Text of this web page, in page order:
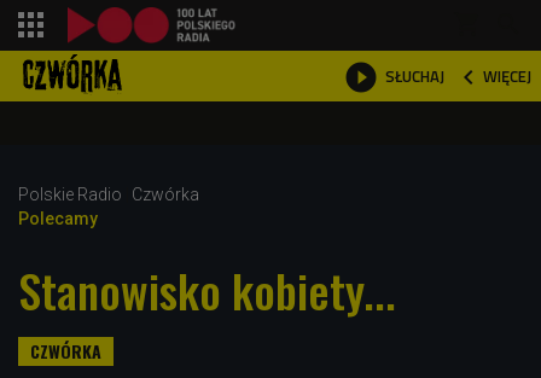
 SŁUCHAJ  WIĘCEJ

Polskie Radio
Czwórka
Polecamy
Stanowisko kobiety...